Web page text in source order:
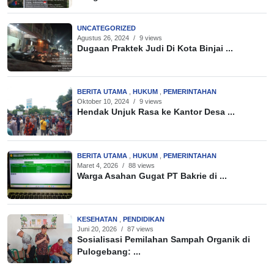
UNCATEGORIZED
Agustus 26, 2024 / 9 views
Dugaan Praktek Judi Di Kota Binjai ...
BERITA UTAMA HUKUM
PEMERINTAHAN
Oktober 10, 2024 / 9 views
Hendak Unjuk Rasa ke Kantor Desa ...
BERITA UTAMA HUKUM
PEMERINTAHAN
Maret 4, 2026 / 88 views
Warga Asahan Gugat PT Bakrie di ...
KESEHATAN
PENDIDIKAN
Juni 20, 2026 / 87 views
Sosialisasi Pemilahan Sampah Organik di
Pulogebang: ...